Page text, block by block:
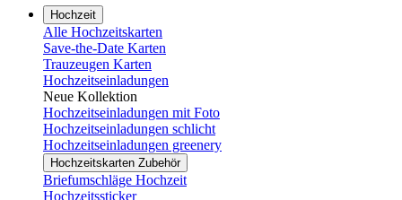
Hochzeit
Alle Hochzeitskarten
Save-the-Date Karten
Trauzeugen Karten
Hochzeitseinladungen
Neue Kollektion
Hochzeitseinladungen mit Foto
Hochzeitseinladungen schlicht
Hochzeitseinladungen greenery
Hochzeitskarten Zubehör
Briefumschläge Hochzeit
Hochzeitssticker